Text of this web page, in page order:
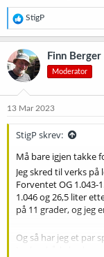
R
e
a
k
s
j
o
e
StigP
Finn Berger
Moderator
13 Mar 2023
StigP skrev:
Må bare igjen takke
Jeg skred til verks
Forventet OG 1.043-
1.046 og 26,5 liter
på 11 grader, og jeg
Og så har jeg et par
Jeg har både